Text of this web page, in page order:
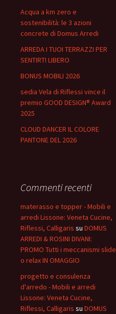
Acqua a km zero e
sostenibilità: le 3 azioni
concrete di Domus Arredi
ARREDA I TUOI TERRAZZI PER
SENTIRTI LIBERO
BONUS MOBILI 2026
sedia Vela di Riflessi vince il
premio GOOD DESIGN® Award
2025
CLOUD DANCER IL COLORE
PANTONE DEL 2026
Commenti recenti
materasso e topper - Mobili e
arredi Lissone: Veneta Cucine,
Riflessi, Calligaris su DOMUS
ARREDI & ROSINI DIVANI:
PROMO Tutti i meccanismi slide
o relax IN OMAGGIO
progetto e consulenza
d'arredo - Mobili e arredi
Lissone: Veneta Cucine,
Riflessi, Calligaris su DOMUS